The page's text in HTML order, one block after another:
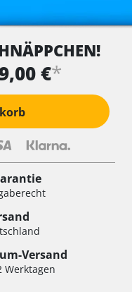
€*
Versand
Werktagen